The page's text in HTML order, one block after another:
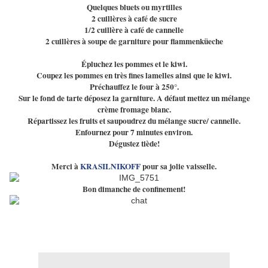
Quelques bluets ou myrtilles
2 cuillères à café de sucre
1/2 cuillère à café de cannelle
2 cuillères à soupe de garniture pour flammenküeche
Épluchez les pommes et le kiwi.
Coupez les pommes en très fines lamelles ainsi que le kiwi.
Préchauffez le four à 250°.
Sur le fond de tarte déposez la garniture. A défaut mettez un mélange
crème fromage blanc.
Répartissez les fruits et saupoudrez du mélange sucre/ cannelle.
Enfournez pour 7 minutes environ.
Dégustez tiède!
Merci àKRASILNIKOFFpour sa jolie vaisselle.
Bon dimanche de confinement!